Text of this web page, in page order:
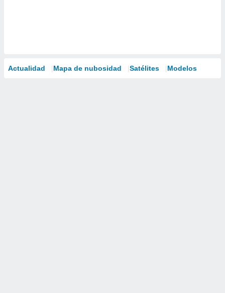
Actualidad Mapa de nubosidad Satélites Modelos